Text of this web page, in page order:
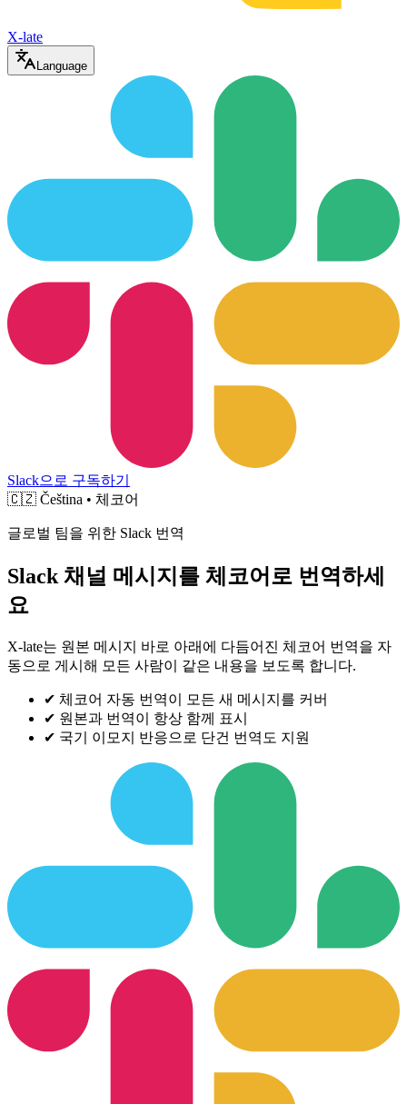
X-late
Language
Slack으로 구독하기
🇨🇿 Čeština • 체코어
글로벌 팀을 위한 Slack 번역
Slack 채널 메시지를 체코어로 번역하세
요
X-late는 원본 메시지 바로 아래에 다듬어진 체코어 번역을 자
동으로 게시해 모든 사람이 같은 내용을 보도록 합니다.
✔ 체코어 자동 번역이 모든 새 메시지를 커버
✔ 원본과 번역이 항상 함께 표시
✔ 국기 이모지 반응으로 단건 번역도 지원